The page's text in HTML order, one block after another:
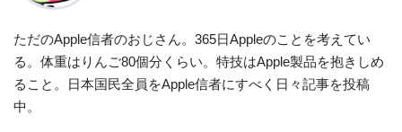
ただのApple信者のおじさん。365日Appleのことを考えてい
る。体重はりんご80個分くらい。特技はApple製品を抱きしめ
ること。日本国民全員をApple信者にすべく日々記事を投稿
中。